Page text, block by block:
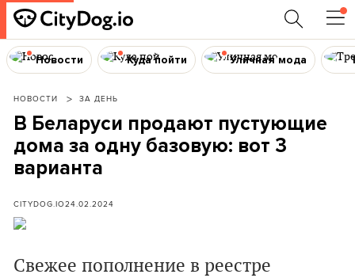
Новости Куда пойти Уличная мода
НОВОСТИ ЗА ДЕНЬ
В Беларуси продают пустующие
дома за одну базовую: вот 3
варианта
CITYDOG.IO24.02.2024
Свежее пополнение в реестре